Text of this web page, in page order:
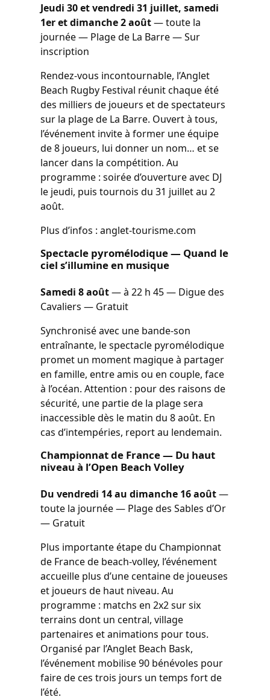
Jeudi 30 et vendredi 31 juillet, samedi
1er et dimanche 2 août— toute la
journée — Plage de La Barre — Sur
inscription
Rendez-vous incontournable, l’Anglet
Beach Rugby Festival réunit chaque été
des milliers de joueurs et de spectateurs
sur la plage de La Barre. Ouvert à tous,
l’événement invite à former une équipe
de 8 joueurs, lui donner un nom… et se
lancer dans la compétition. Au
programme : soirée d’ouverture avec DJ
le jeudi, puis tournois du 31 juillet au 2
août.
Plus d’infos : anglet-tourisme.com
Spectacle pyromélodique — Quand le
ciel s’illumine en musique
Samedi 8 août— à 22 h 45 — Digue des
Cavaliers — Gratuit
Synchronisé avec une bande-son
entraînante, le spectacle pyromélodique
promet un moment magique à partager
en famille, entre amis ou en couple, face
à l’océan. Attention : pour des raisons de
sécurité, une partie de la plage sera
inaccessible dès le matin du 8 août. En
cas d’intempéries, report au lendemain.
Championnat de France — Du haut
niveau à l’Open Beach Volley
Du vendredi 14 au dimanche 16 août—
toute la journée — Plage des Sables d’Or
— Gratuit
Plus importante étape du Championnat
de France de beach-volley, l’événement
accueille plus d’une centaine de joueuses
et joueurs de haut niveau. Au
programme : matchs en 2x2 sur six
terrains dont un central, village
partenaires et animations pour tous.
Organisé par l’Anglet Beach Bask,
l’événement mobilise 90 bénévoles pour
faire de ces trois jours un temps fort de
l’été.